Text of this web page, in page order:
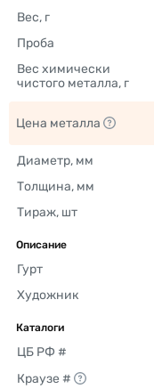
Вес, г
Проба
Вес химически
чистого металла, г
Цена металла
Диаметр, мм
Толщина, мм
Тираж, шт
Описание
Гурт
Художник
Каталоги
ЦБ РФ #
Краузе #